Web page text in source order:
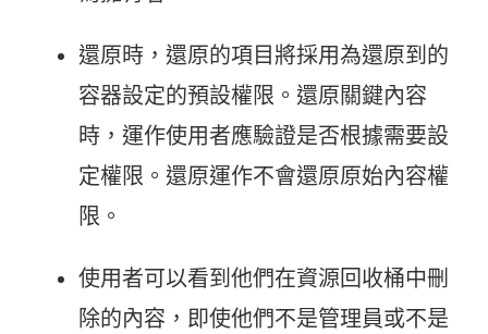
還原時，還原的項目將採用為還原到的
容器設定的預設權限。還原關鍵內容
時，運作使用者應驗證是否根據需要設
定權限。還原運作不會還原原始內容權
限。
使用者可以看到他們在資源回收桶中刪
除的內容，即使他們不是管理員或不是